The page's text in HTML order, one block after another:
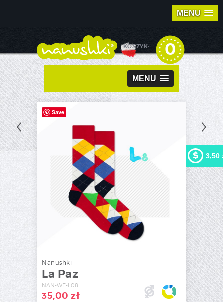
MENU
KOSZYK: 0
MENU
Save
Nanushki
La Paz
NAN-WE-L08
35,00 zł
3,50
Kupując ten produkt możesz
otrzymać
programie lojalnościowym.
Twój koszyk wyniesie 3,50
zł, które będzie można
zamienić na kupon
rabatowy.